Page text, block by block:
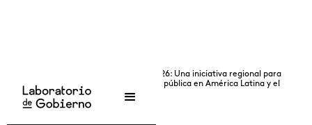
Lanzamiento de la ELIP 2026: Una iniciativa regional para
transformar la innovación pública en América Latina y el
Caribe